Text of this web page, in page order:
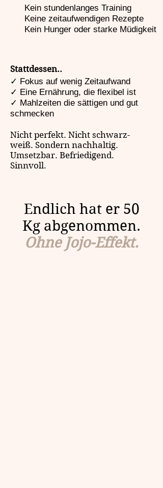
Kein stundenlanges Training
Keine zeitaufwendigen Rezepte
Kein Hunger oder starke Müdigkeit
Stattdessen..
✓ Fokus auf wenig Zeitaufwand
✓ Eine Ernährung, die flexibel ist
✓ Mahlzeiten die sättigen und gut
schmecken
Nicht perfekt. Nicht schwarz-
weiß. Sondern nachhaltig.
Umsetzbar. Befriedigend.
Sinnvoll.
Endlich hat er 50
Kg abgenommen.
Ohne Jojo-Effekt.